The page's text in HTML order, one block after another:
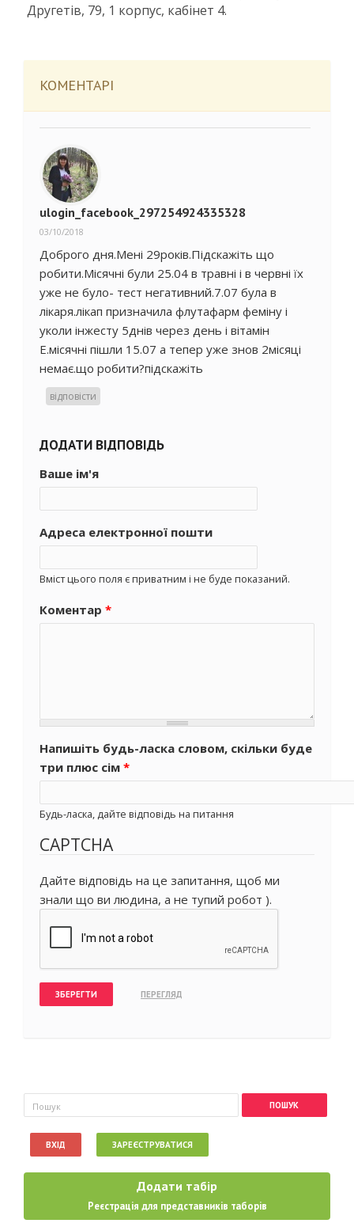
Другетів, 79, 1 корпус, кабінет 4.
КОМЕНТАРІ
ulogin_facebook_297254924335328
03/10/2018
Доброго дня.Мені 29років.Підскажіть що
робити.Місячні були 25.04 в травні і в червні їх
уже не було- тест негативний.7.07 була в
лікаря.лікап призначила флутафарм феміну і
уколи інжесту 5днів через день і вітамін
Е.місячні пішли 15.07 а тепер уже знов 2місяці
немає.що робити?підскажіть
відповісти
ДОДАТИ ВІДПОВІДЬ
Ваше ім'я
Адреса електронної пошти
Вміст цього поля є приватним і не буде показаний.
Коментар *
Напишіть будь-ласка словом, скільки буде
три плюс сім *
Будь-ласка, дайте відповідь на питання
CAPTCHA
Дайте відповідь на це запитання, щоб ми
знали що ви людина, а не тупий робот ).
Пошукова форма
Пошук
ВХІД ЗАРЕЄСТРУВАТИСЯ
Додати табір
Реєстрація для представників таборів